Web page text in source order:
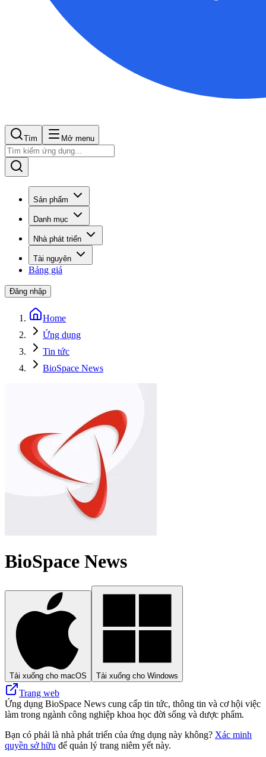
Tìm Mở menu
Sản phẩm
Danh mục
Nhà phát triển
Tài nguyên
Bảng giá
Đăng nhập
Home
Ứng dụng
Tin tức
BioSpace News
BioSpace News
Tải xuống cho macOS Tải xuống cho Windows
Trang web
Ứng dụng BioSpace News cung cấp tin tức, thông tin và cơ hội việc
làm trong ngành công nghiệp khoa học đời sống và dược phẩm.
Bạn có phải là nhà phát triển của ứng dụng này không? Xác minh
quyền sở hữu để quản lý trang niêm yết này.